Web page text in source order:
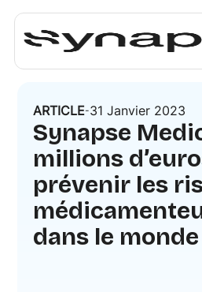
ARTICLE-31 Janvier 2023
Synapse
millions
prévenir les
dans le monde